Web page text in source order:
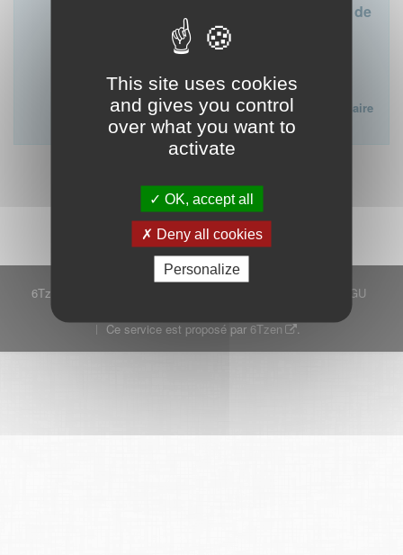
This site uses cookies
and gives you control
over what you want to
activate
OK, accept all
Deny all cookies
Personalize
Le conseil départemental est l'interlocuteur de
proximité à privilégier.
plainte ou formuler des doléances à l'égard d'un médecin
Lien vers la FAQ du CNOM sur la procédure disciplinaire
FAQ procédure disciplinaire
Démarrer
6Tzen ©2015 - Tous droits réservés
CGU
Ce service est proposé par6Tzen .